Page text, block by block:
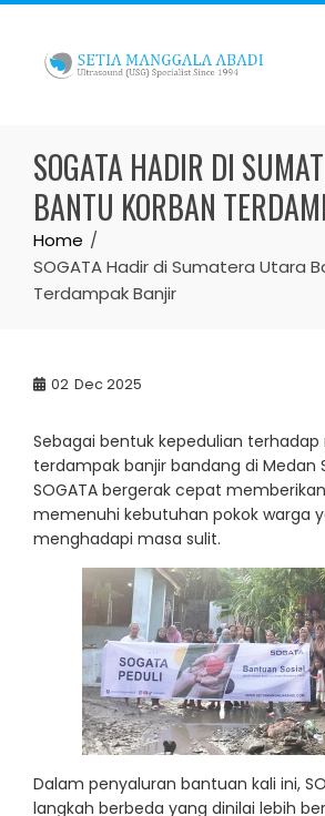
Skip
content
SOGATA HADIR DI
BANTU KORBAN
Home
SOGATA Hadir di Sumatera Utara
Terdampak Banjir
02 Dec 2025
Sebagai bentuk kepedulian
terdampak banjir bandang di Medan
SOGATA bergerak cepat
memenuhi kebutuhan pokok warga
menghadapi masa sulit.
Dalam penyaluran bantuan kali ini,
langkah berbeda yang dinilai lebih